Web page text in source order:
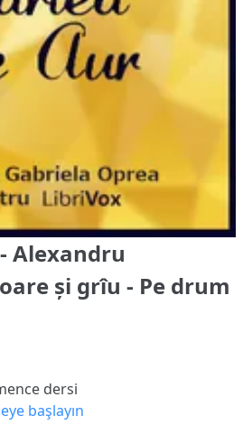
Alexandru
și grîu - Pe drum
dersi
başlayın